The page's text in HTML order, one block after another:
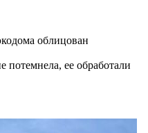
облицован
потемнела, ее обработали